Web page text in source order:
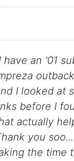
“I want to
your help.
make it
to change a
Thanks again.
Bernie